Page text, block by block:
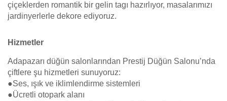
çiçeklerden romantik bir gelin tagı hazırlıyor, masalarımızı
jardinyerlerle dekore ediyoruz.
Hizmetler
Adapazarı düğün salonlarından Prestij Düğün Salonu’nda
çiftlere şu hizmetleri sunuyoruz:
●Ses, ışık ve iklimlendirme sistemleri
●Ücretli otopark alanı